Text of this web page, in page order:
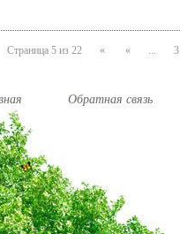
Страница 5 из 22 « « 3
Обратная связь